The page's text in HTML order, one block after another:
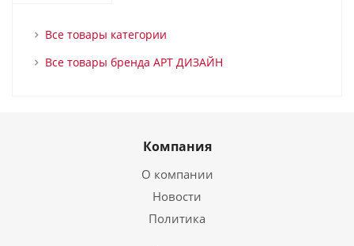
Все товары категории
Все товары бренда АРТ ДИЗАЙН
Компания
О компании
Новости
Политика